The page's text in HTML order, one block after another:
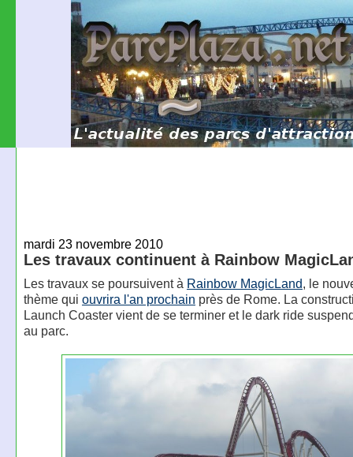
mardi 23 novembre 2010
Les travaux continuent à Rainbow
Les travaux se poursuivent à Rainbow MagicLand, le
thème qui ouvrira l'an prochain près de Rome. La
Launch Coaster vient de se terminer et le dark ride
au parc.